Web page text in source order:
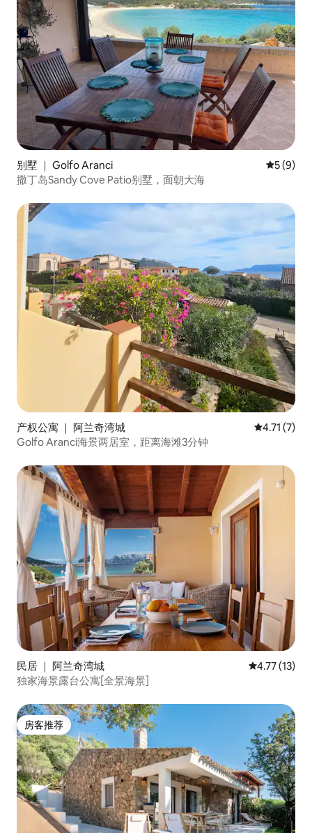
别墅 ｜ Golfo Aranci 平均评分
5 (9)
撒丁岛Sandy Cove Patio别墅，面朝大海
产权公寓 ｜ 阿兰奇湾城 平均评分
4.71 (7)
Golfo Aranci海景两居室，距离海滩3分钟
民居 ｜ 阿兰奇湾城 平均评分
4.77 (13)
独家海景露台公寓[全景海景]
房客推荐
房客推荐